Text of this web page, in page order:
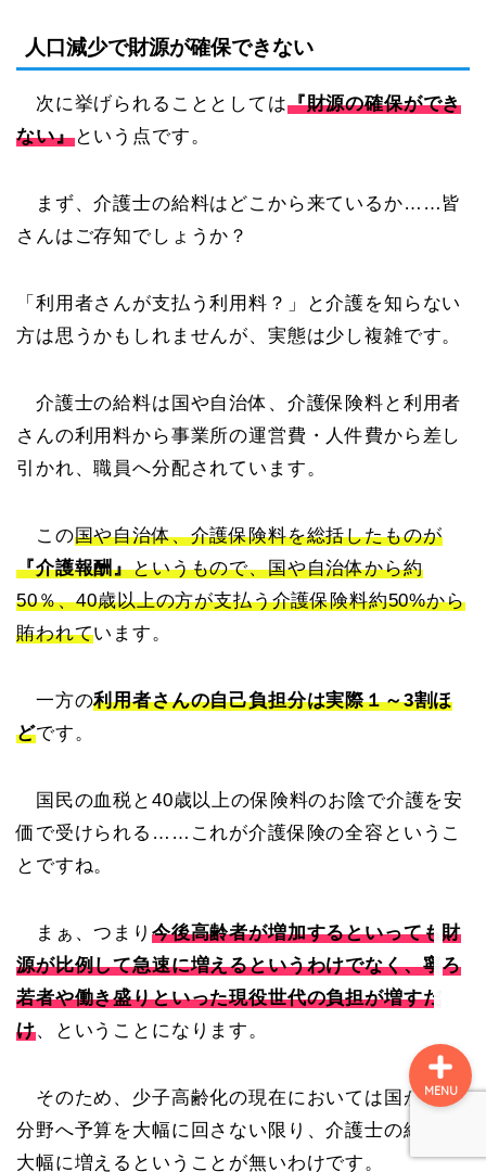
人口減少で財源が確保できない
次に挙げられることとしては『財源の確保ができ
ない』という点です。
まず、介護士の給料はどこから来ているか……皆
さんはご存知でしょうか？
「利用者さんが支払う利用料？」と介護を知らない
方は思うかもしれませんが、実態は少し複雑です。
介護士の給料は国や自治体、介護保険料と利用者
さんの利用料から事業所の運営費・人件費から差し
引かれ、職員へ分配されています。
この国や自治体、介護保険料を総括したものが
『介護報酬』というもので、国や自治体から約
50％、40歳以上の方が支払う介護保険料約50%から
賄われています。
一方の利用者さんの自己負担分は実際１～3割ほ
どです。
国民の血税と40歳以上の保険料のお陰で介護を安
価で受けられる……これが介護保険の全容というこ
とですね。
まぁ、つまり 今後高齢者が増加するといっても財
源が比例して急速に増えるというわけでなく、寧ろ
若者や働き盛りといった現役世代の負担が増すだ
け、ということになります。
そのため、少子高齢化の現在においては国が介護
分野へ予算を大幅に回さない限り、介護士の給料が
大幅に増えるということが無いわけです。
MENU
史跡
自然